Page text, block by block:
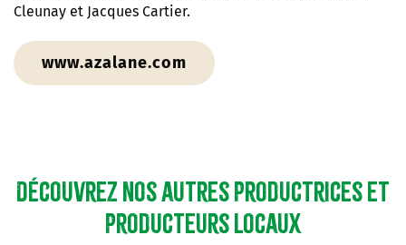
Cleunay et Jacques Cartier.
www.azalane.com
Découvrez nos autres productrices et
producteurs locaux